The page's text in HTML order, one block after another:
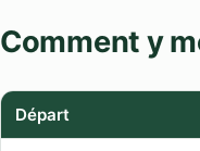
Comment y
Départ